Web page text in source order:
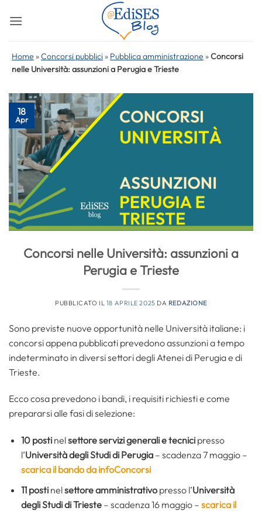
Home »Concorsi pubblici » Pubblica amministrazione »Concorsi
nelle Università: assunzioni a Perugia e Trieste
18
Apr
Concorsi nelle Università: assunzioni a
Perugia e Trieste
PUBBLICATO IL 18 APRILE 2025 DA REDAZIONE
Sono previste nuove opportunità nelle Università italiane: i
concorsi appena pubblicati prevedono assunzioni a tempo
indeterminato in diversi settori degli Atenei di Perugia e di
Trieste.
Ecco cosa prevedono i bandi, i requisiti richiesti e come
prepararsi alle fasi di selezione:
10 posti nelsettore servizi generali e tecnicipresso
l’Università degli Studi di Perugia– scadenza 7 maggio –
scarica il bando da infoConcorsi
11 postinelsettore amministrativopresso l’Università
degli Studi di Trieste– scadenza 16 maggio – scarica il